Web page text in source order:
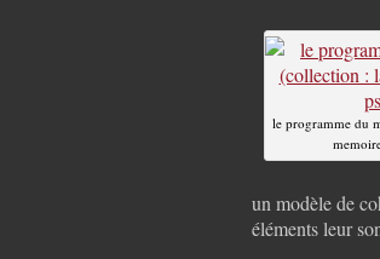
le programme du
un modèle de
éléments leur